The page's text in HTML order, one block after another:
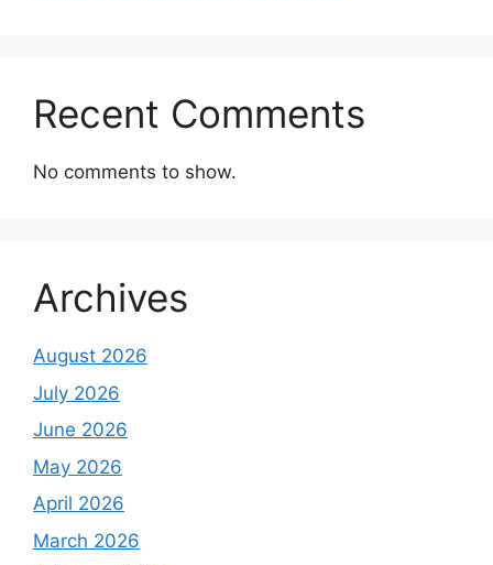
Recent Comments
No comments to show.
Archives
August 2026
July 2026
June 2026
May 2026
April 2026
March 2026